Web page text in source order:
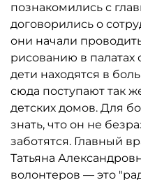
познакомились с
договорились о
они начали
рисованию в
дети находятся в
сюда поступают так
детских домов. Для
знать, что он не
заботятся. Главный
Татьяна
волонтеров — это